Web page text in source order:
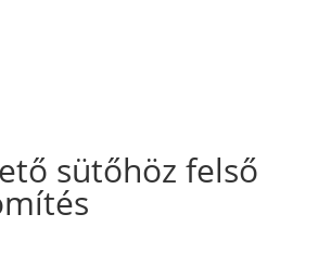
sütőhöz felső